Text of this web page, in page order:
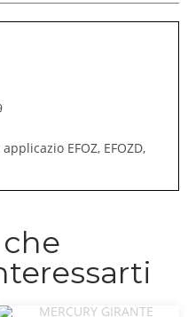
EFOZ, EFOZD,